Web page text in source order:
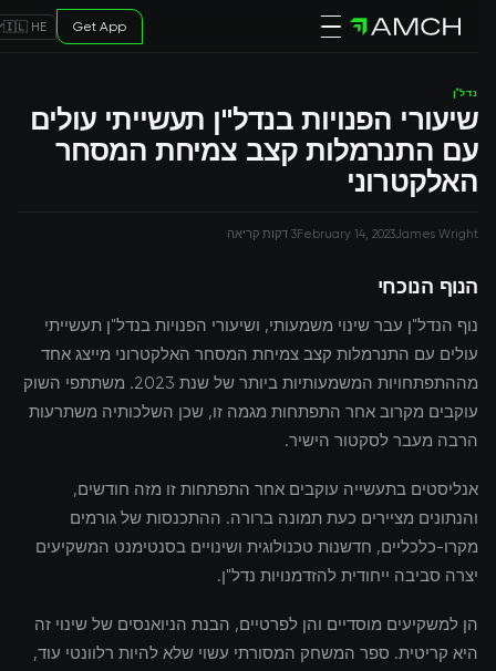
🇮🇱 HE Get App
נדל"ן
שיעורי הפנויות בנדל"ן תעשייתי עולים
עם התנרמלות קצב צמיחת המסחר
האלקטרוני
James Wright
February 14, 20233 דקות קריאה
הנוף הנוכחי
נוף הנדל"ן עבר שינוי משמעותי, ושיעורי הפנויות בנדל"ן תעשייתי
עולים עם התנרמלות קצב צמיחת המסחר האלקטרוני מייצג אחד
מההתפתחויות המשמעותיות ביותר של שנת 2023. משתתפי השוק
עוקבים מקרוב אחר התפתחות מגמה זו, שכן השלכותיה משתרעות
הרבה מעבר לסקטור הישיר.
אנליסטים בתעשייה עוקבים אחר התפתחות זו מזה חודשים,
והנתונים מציירים כעת תמונה ברורה. ההתכנסות של גורמים
מקרו-כלכליים, חדשנות טכנולוגית ושינויים בסנטימנט המשקיעים
יצרה סביבה ייחודית להזדמנויות נדל"ן.
הן למשקיעים מוסדיים והן לפרטיים, הבנת הניואנסים של שינוי זה
היא קריטית. ספר המשחק המסורתי עשוי שלא להיות רלוונטי עוד,